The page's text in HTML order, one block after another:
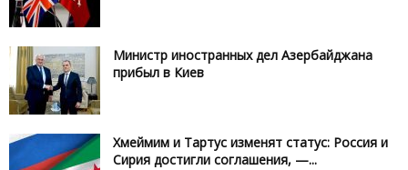
Министр иностранных дел Азербайджана
прибыл в Киев
Хмеймим и Тартус изменят статус: Россия и
Сирия достигли соглашения, —...